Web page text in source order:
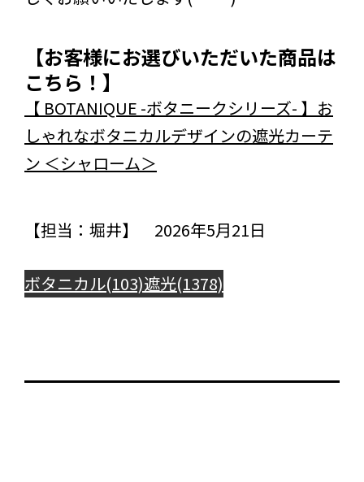
【お客様にお選びいただいた商品は
こちら！】
【 BOTANIQUE -ボタニークシリーズ- 】お
しゃれなボタニカルデザインの遮光カーテ
ン ＜シャローム＞
【担当：堀井】 2026年5月21日
ボタニカル(103)遮光(1378)